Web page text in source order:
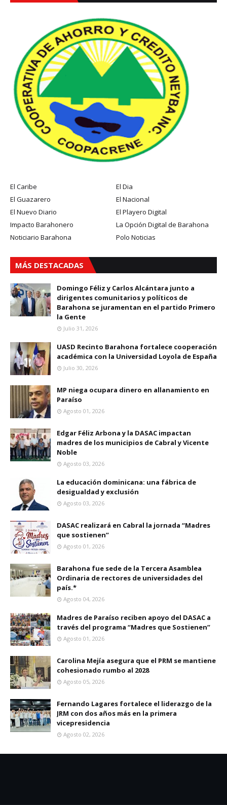
El Caribe
El Dia
El Guazarero
El Nacional
El Nuevo Diario
El Playero Digital
Impacto Barahonero
La Opción Digital de Barahona
Noticiario Barahona
Polo Noticias
MÁS DESTACADAS
Domingo Féliz y Carlos Alcántara junto a
dirigentes comunitarios y políticos de
Barahona se juramentan en el partido Primero
la Gente
Julio 31, 2026
UASD Recinto Barahona fortalece cooperación
académica con la Universidad Loyola de España
Julio 30, 2026
MP niega ocupara dinero en allanamiento en
Paraíso
Agosto 01, 2026
Edgar Féliz Arbona y la DASAC impactan
madres de los municipios de Cabral y Vicente
Noble
Agosto 03, 2026
La educación dominicana: una fábrica de
desigualdad y exclusión
Agosto 03, 2026
DASAC realizará en Cabral la jornada “Madres
que sostienen”
Agosto 01, 2026
Barahona fue sede de la Tercera Asamblea
Ordinaria de rectores de universidades del
país.*
Agosto 04, 2026
Madres de Paraíso reciben apoyo del DASAC a
través del programa “Madres que Sostienen”
Agosto 01, 2026
Carolina Mejía asegura que el PRM se mantiene
cohesionado rumbo al 2028
Agosto 05, 2026
Fernando Lagares fortalece el liderazgo de la
JRM con dos años más en la primera
vicepresidencia
Agosto 02, 2026